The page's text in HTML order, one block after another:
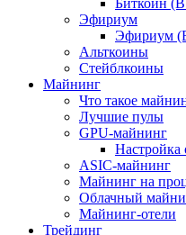
Биткоин
Эфириум
Эфириум
Альткоины
Стейблкоины
Майнинг
Что такое
Лучшие пулы
GPU-майнинг
Настройка
ASIC-майнинг
Майнинг на
Облачный
Майнинг-отели
Трейдинг